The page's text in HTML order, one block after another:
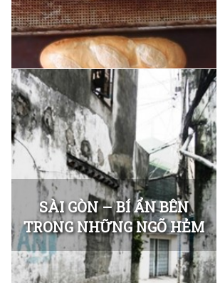
SÀI GÒN – BÍ ẨN BÊN
TRONG NHỮNG NGÕ HẺM